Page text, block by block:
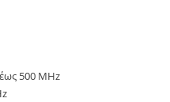
500 MHz